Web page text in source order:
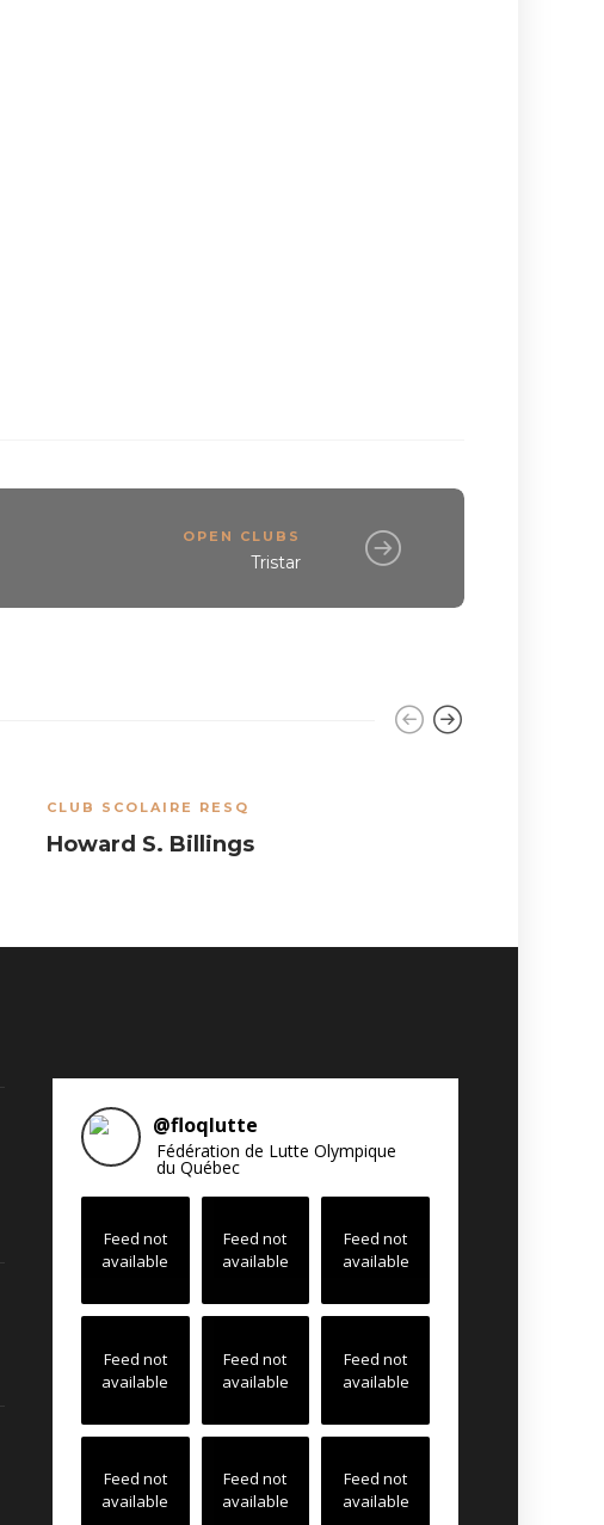
OPEN CLUBS
Tristar
CLUB SCOLAIRE RESQ
Howard S. Billings
@floqlutte
Fédération de Lutte Olympique
du Québec
Feed not
available
Feed not
available
Feed not
available
Feed not
available
Feed not
available
Feed not
available
Feed not
available
Feed not
available
Feed not
available